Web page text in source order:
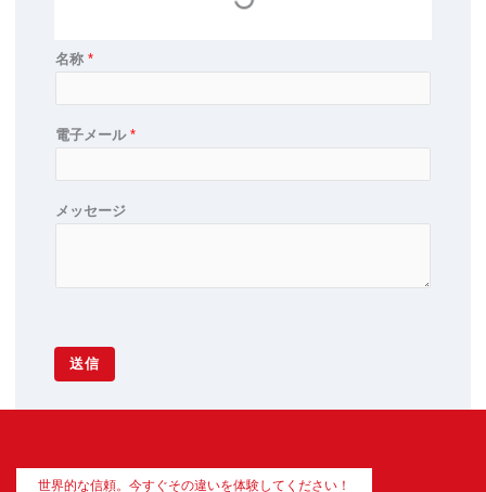
名称 *
電子メール *
メッセージ
送信
世界的な信頼。今すぐその違いを体験してください！